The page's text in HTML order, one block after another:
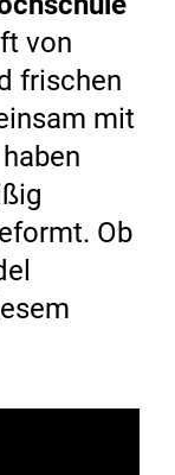
von
frischen
mit
haben
Ob